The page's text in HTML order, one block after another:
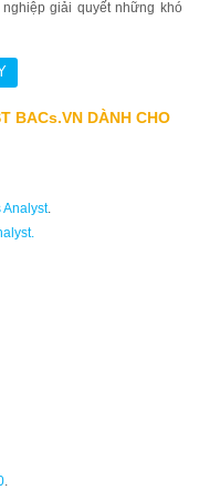
giải quyết những khó
BACs.VN DÀNH CHO
Analyst.
.
.